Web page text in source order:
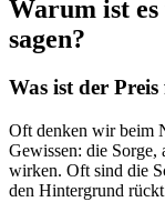
Warum ist
sagen?
Was ist der
Oft denken wir beim
Gewissen: die Sorge,
wirken. Oft sind die
den Hintergrund